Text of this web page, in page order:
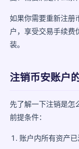
注销前一定要确认的
如果你需要重新注册
户，享受交易手续费
装。
注销币安账户
先了解一下注销是怎
前提条件：
账户内所有资产已